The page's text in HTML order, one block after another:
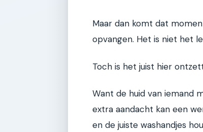
Maar dan komt dat
opvangen. Het is niet het
Toch is het juist hier
Want de huid van iemand
extra aandacht kan een
en de juiste washandjes